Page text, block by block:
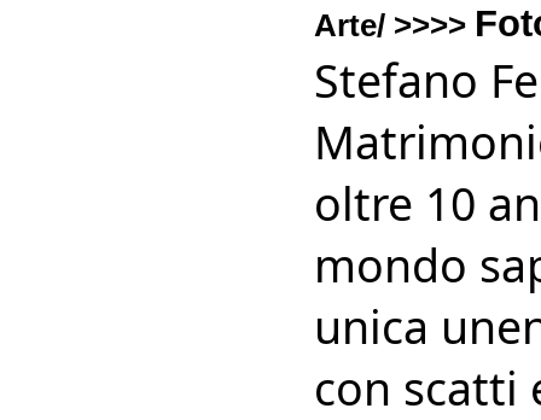
Arte/ >>>>
Stefano
oltre 10
mondo
unica
con scatti